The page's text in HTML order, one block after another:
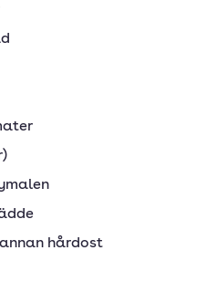
hårdost